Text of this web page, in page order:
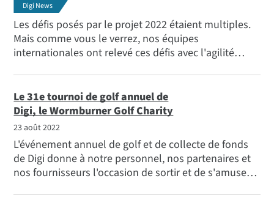
Digi News
Les défis posés par le projet 2022 étaient multiples.
Mais comme vous le verrez, nos équipes
internationales ont relevé ces défis avec l'agilité
innové, nous nous sommes repositionnés et nous
avons maintenu une communication ouverte avec
les clients, les fournisseurs et les entités
gouvernementales.
Le 31e tournoi de golf annuel de
Digi, le Wormburner Golf Charity
23 août 2022
L'événement annuel de golf et de collecte de fonds
de Digi donne à notre personnel, nos partenaires et
nos fournisseurs l'occasion de sortir et de s'amuser